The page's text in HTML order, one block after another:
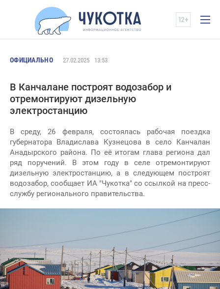
ОФИЦИАЛЬНО 27.02.2025 13:53
В Канчалане построят водозабор и
отремонтируют дизельную
электростанцию
В среду, 26 февраля, состоялась рабочая поездка
губернатора Владислава Кузнецова в село Канчалан
Анадырского района. По её итогам глава региона дал
ряд поручений. В этом году в селе отремонтируют
дизельную электростанцию, а в следующем построят
водозабор, сообщает ИА "Чукотка" со ссылкой на пресс-
службу регионального правительства.